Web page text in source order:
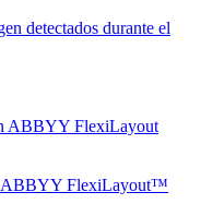
detectados durante el
ABBYY FlexiLayout
ABBYY FlexiLayout™